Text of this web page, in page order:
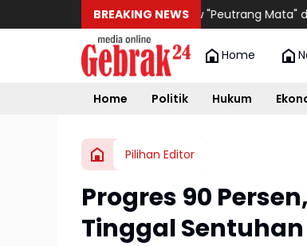
BREAKING NEWS
Talkshow "Peutrang Mata" di Cafe
Home
Home Politik Hukum
Pilihan Editor
Progres 90
Tinggal